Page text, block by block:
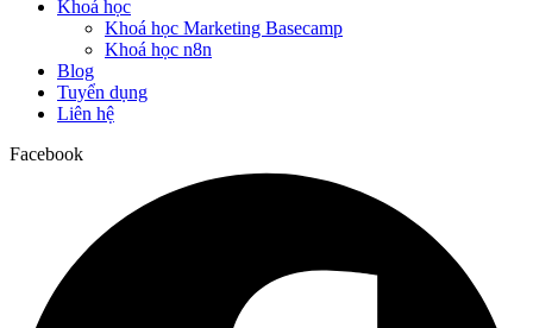
Khoá học
Khoá học Marketing Basecamp
Khoá học n8n
Blog
Tuyển dụng
Liên hệ
Facebook